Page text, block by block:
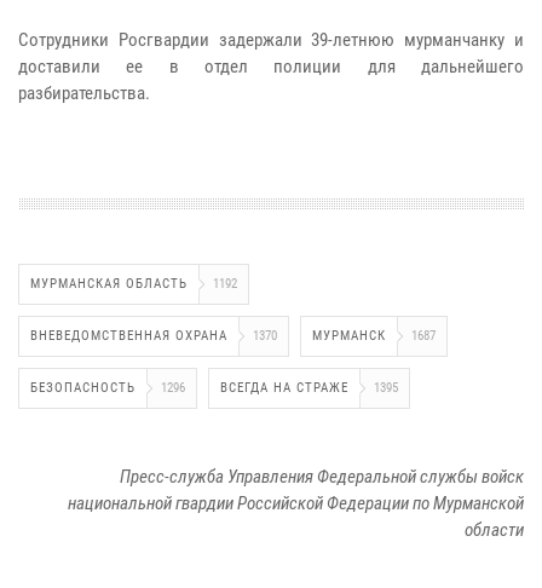
Сотрудники Росгвардии задержали 39-летнюю мурманчанку и
доставили ее в отдел полиции для дальнейшего
разбирательства.
МУРМАНСКАЯ ОБЛАСТЬ 1192
ВНЕВЕДОМСТВЕННАЯ ОХРАНА 1370 МУРМАНСК 1687
БЕЗОПАСНОСТЬ 1296 ВСЕГДА НА СТРАЖЕ 1395
Пресс-служба Управления Федеральной службы войск
национальной гвардии Российской Федерации по Мурманской
области